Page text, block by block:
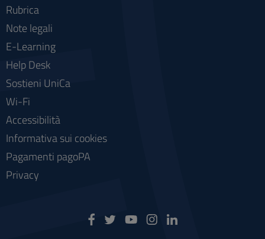
Rubrica
Note legali
E-Learning
Help Desk
Sostieni UniCa
Wi-Fi
Accessibilità
Informativa sui cookies
Pagamenti pagoPA
Privacy